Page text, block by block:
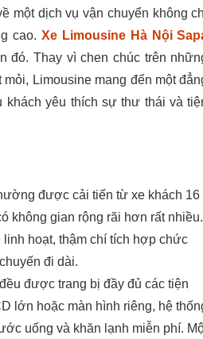
một dịch vụ vận chuyển không
cao. Xe Limousine Hà Nội
đó. Thay vì chen chúc trên
Limousine mang đến một
yêu thích sự thư thái và
được cải tiến từ xe khách 16
không gian rộng rãi hơn rất nhiều.
hoạt, thậm chí tích hợp chức
đi dài.
được trang bị đầy đủ các tiện
lớn hoặc màn hình riêng, hệ
uống và khăn lạnh miễn phí.